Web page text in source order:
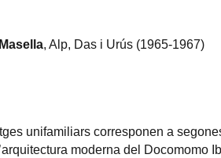
, Alp, Das i Urús (1965-1967)
unifamiliars corresponen a
moderna del Docomomo